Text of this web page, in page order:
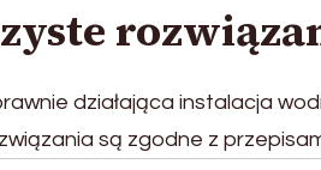
działająca instalacja
są zgodne z